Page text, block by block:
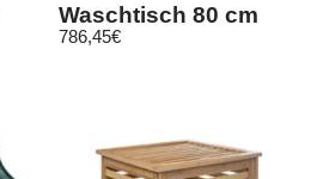
Waschtisch 80 cm
786,45€